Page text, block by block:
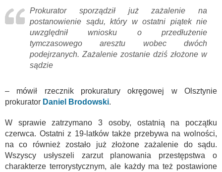
Prokurator sporządził już zażalenie na
postanowienie sądu, który w ostatni piątek nie
uwzględnił wniosku o przedłużenie
tymczasowego aresztu wobec dwóch
podejrzanych. Zażalenie zostanie dziś złożone w
sądzie
– mówił rzecznik prokuratury okręgowej w Olsztynie
prokurator Daniel Brodowski.
W sprawie zatrzymano 3 osoby, ostatnią na początku
czerwca. Ostatni z 19-latków także przebywa na wolności,
na co również zostało już złożone zażalenie do sądu.
Wszyscy usłyszeli zarzut planowania przestępstwa o
charakterze terrorystycznym, ale każdy ma też postawione